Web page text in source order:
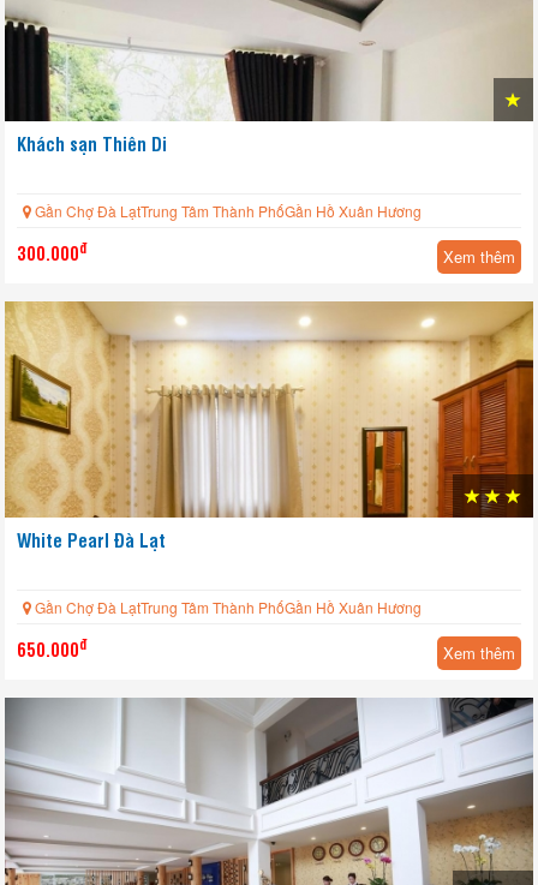
Khách sạn Thiên Di
Gần Chợ Đà LạtTrung Tâm Thành PhốGần Hồ Xuân Hương
300.000đ Xem thêm
White Pearl Đà Lạt
Gần Chợ Đà LạtTrung Tâm Thành PhốGần Hồ Xuân Hương
650.000đ Xem thêm